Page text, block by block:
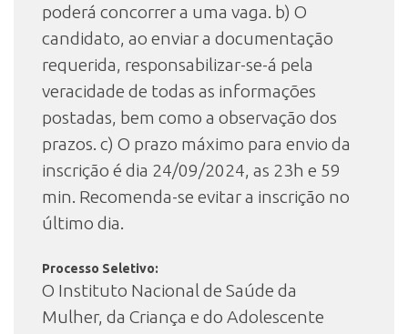
poderá concorrer a uma vaga. b) O
candidato, ao enviar a documentação
requerida, responsabilizar-se-á pela
veracidade de todas as informações
postadas, bem como a observação dos
prazos. c) O prazo máximo para envio da
inscrição é dia 24/09/2024, as 23h e 59
min. Recomenda-se evitar a inscrição no
último dia.
Processo Seletivo:
O Instituto Nacional de Saúde da
Mulher, da Criança e do Adolescente